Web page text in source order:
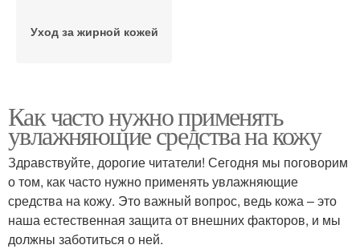
Уход за жирной кожей
Как часто нужно применять
увлажняющие средства на кожу
Здравствуйте, дорогие читатели! Сегодня мы поговорим
о том, как часто нужно применять увлажняющие
средства на кожу. Это важный вопрос, ведь кожа – это
наша естественная защита от внешних факторов, и мы
должны заботиться о ней.